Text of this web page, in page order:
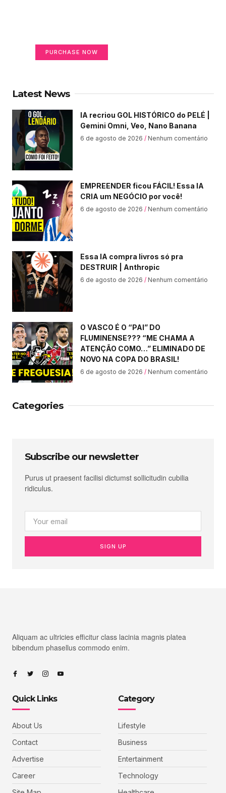
PURCHASE NOW
Latest News
IA recriou GOL HISTÓRICO do PELÉ |
Gemini Omni, Veo, Nano Banana
6 de agosto de 2026 Nenhum comentário
EMPREENDER ficou FÁCIL! Essa IA
CRIA um NEGÓCIO por você!
6 de agosto de 2026 Nenhum comentário
Essa IA compra livros só pra
DESTRUIR | Anthropic
6 de agosto de 2026 Nenhum comentário
O VASCO É O “PAI” DO
FLUMINENSE??? “ME CHAMA A
ATENÇÃO COMO…” ELIMINADO DE
NOVO NA COPA DO BRASIL!
6 de agosto de 2026 Nenhum comentário
Categories
Subscribe our newsletter
Purus ut praesent facilisi dictumst sollicitudin cubilia
ridiculus.
SIGN UP
Aliquam ac ultricies efficitur class lacinia magnis platea
bibendum phasellus commodo enim.
Quick Links
About Us
Contact
Advertise
Career
Category
Lifestyle
Business
Entertainment
Technology